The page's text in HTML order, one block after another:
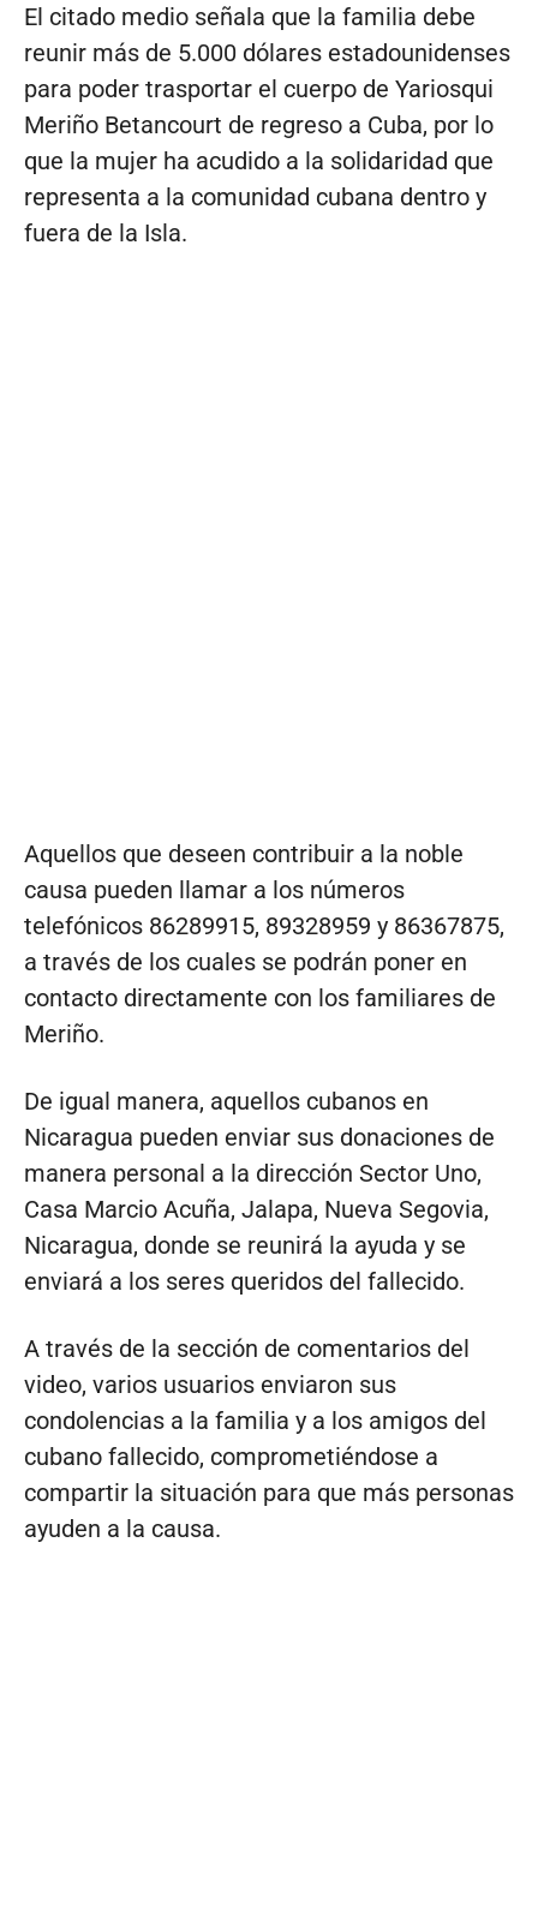
El citado medio señala que la familia debe
reunir más de 5.000 dólares estadounidenses
para poder trasportar el cuerpo de Yariosqui
Meriño Betancourt de regreso a Cuba, por lo
que la mujer ha acudido a la solidaridad que
representa a la comunidad cubana dentro y
fuera de la Isla.
Aquellos que deseen contribuir a la noble
causa pueden llamar a los números
telefónicos 86289915, 89328959 y 86367875,
a través de los cuales se podrán poner en
contacto directamente con los familiares de
Meriño.
De igual manera, aquellos cubanos en
Nicaragua pueden enviar sus donaciones de
manera personal a la dirección Sector Uno,
Casa Marcio Acuña, Jalapa, Nueva Segovia,
Nicaragua, donde se reunirá la ayuda y se
enviará a los seres queridos del fallecido.
A través de la sección de comentarios del
video, varios usuarios enviaron sus
condolencias a la familia y a los amigos del
cubano fallecido, comprometiéndose a
compartir la situación para que más personas
ayuden a la causa.